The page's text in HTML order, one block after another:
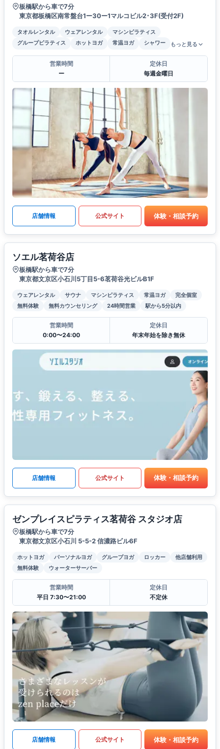
板橋駅から車で7分
東京都板橋区南常盤台1ー30ー1マルコビル2･3F(受付2F)
タオルレンタル ウェアレンタル
マシンピラティス
グループピラティス
ホットヨガ 常温ヨガ シャワー もっと見る
営業時間
ー
定休日
毎週金曜日
店舗情報 公式サイト 体験・相談予約
ソエル茗荷谷店
板橋駅から車で7分
東京都文京区小石川5丁目5-6茗荷谷光ビルB1F
ウェアレンタル サウナ マシンピラティス 常温ヨガ
完全個室
無料体験
無料カウンセリング 24時間営業 駅から5分以内
営業時間
0:00〜24:00
定休日
年末年始を除き無休
店舗情報 公式サイト 体験・相談予約
ゼンプレイスピラティス茗荷谷 スタジオ店
板橋駅から車で7分
東京都文京区小石川 5-5-2 信濃路ビル6F
ホットヨガ パーソナルヨガ グループヨガ ロッカー
他店舗利用
無料体験
ウォーターサーバー
営業時間
平日 7:30〜21:00
定休日
不定休
店舗情報 公式サイト 体験・相談予約